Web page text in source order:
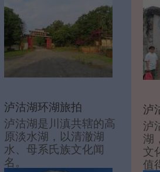
泸沽湖环湖旅拍
泸沽湖是川滇共辖的高
原淡水湖，以清澈湖
水、母系氏族文化闻
名。
泸
泸
湖
文
值